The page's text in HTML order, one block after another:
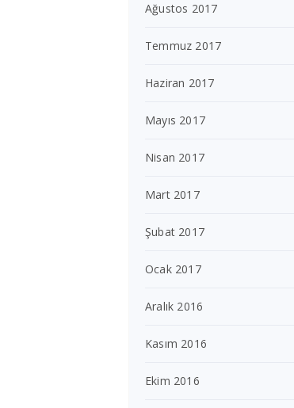
Ağustos 2017
Temmuz 2017
Haziran 2017
Mayıs 2017
Nisan 2017
Mart 2017
Şubat 2017
Ocak 2017
Aralık 2016
Kasım 2016
Ekim 2016